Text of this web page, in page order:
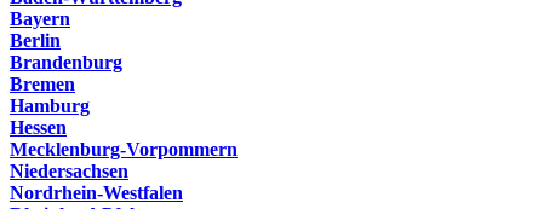
Bayern
Berlin
Brandenburg
Bremen
Hamburg
Hessen
Mecklenburg-Vorpommern
Niedersachsen
Nordrhein-Westfalen